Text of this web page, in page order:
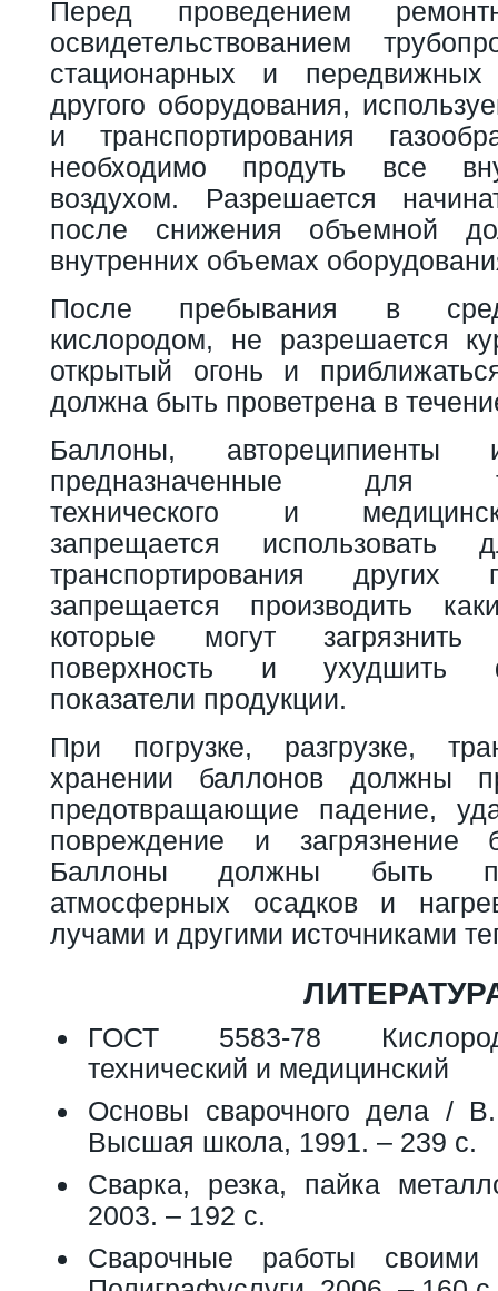
Перед проведением
освидетельствованием
стационарных и
другого оборудования,
и транспортирования
необходимо продуть все
воздухом. Разрешается
после снижения объемной
внутренних объемах
После пребывания в
кислородом, не разрешается
открытый огонь и
должна быть проветрена в
Баллоны, автореципиенты
предназначенные для
технического и
запрещается
транспортирования
запрещается производить
которые могут
поверхность и ухудшить
показатели продукции.
При погрузке, разгрузке,
хранении баллонов должны
предотвращающие падение,
повреждение и загрязнение
Баллоны должны быть
атмосферных осадков и
лучами и другими источниками
ГОСТ 5583-78
технический и медицинский
Основы сварочного дела /
Высшая школа, 1991. – 239 с.
Сварка, резка, пайка
2003. – 192 с.
Сварочные работы